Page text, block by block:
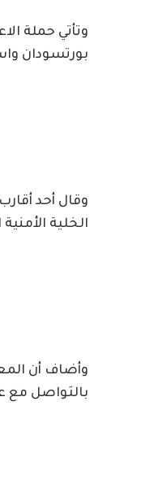
وتأتي حملة
بورتسودان
الخلية
وأضاف أن
بالتواصل مع